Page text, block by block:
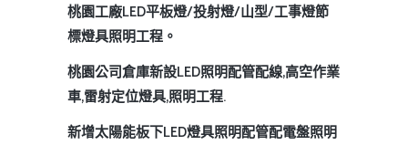
桃園工廠LED平板燈/投射燈/山型/工事燈節
標燈具照明工程。
桃園公司倉庫新設LED照明配管配線,高空作業
車,雷射定位燈具,照明工程.
新增太陽能板下LED燈具照明配管配電盤照明